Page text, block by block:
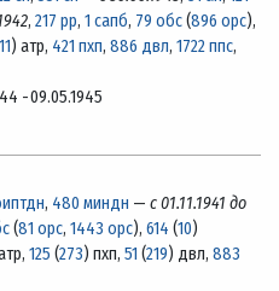
, 217 рр, 1 сапб, 79 обс(896 орс),
) атр, 421 пхп, 886 двл, 1722 ппс,
-09.05.1945
, 480 миндн — с 01.11.1941 до
(81 орс, 1443 орс), 614 (10)
125 (273) пхп, 51 (219) двл, 883